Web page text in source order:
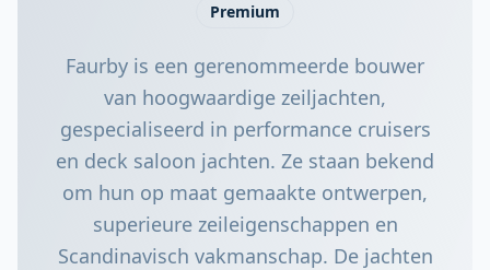
Premium
Faurby is een gerenommeerde bouwer
van hoogwaardige zeiljachten,
gespecialiseerd in performance cruisers
en deck saloon jachten. Ze staan bekend
om hun op maat gemaakte ontwerpen,
superieure zeileigenschappen en
Scandinavisch vakmanschap. De jachten